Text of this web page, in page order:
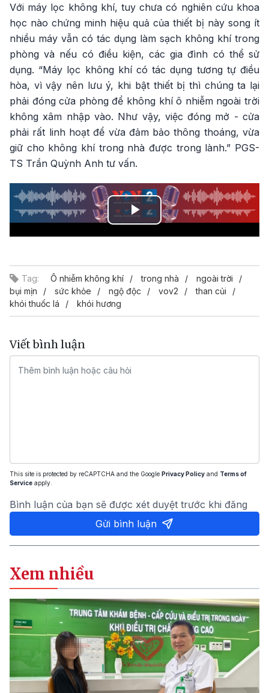
Với máy lọc không khí, tuy chưa có nghiên cứu khoa
học nào chứng minh hiệu quả của thiết bị này song ít
nhiều máy vẫn có tác dụng làm sạch không khí trong
phòng và nếu có điều kiện, các gia đình có thể sử
dụng. “Máy lọc không khí có tác dụng tương tự điều
hòa, vì vậy nên lưu ý, khi bật thiết bị thì chúng ta lại
phải đóng cửa phòng để không khí ô nhiễm ngoài trời
không xâm nhập vào. Như vậy, việc đóng mở - cửa
phải rất linh hoạt để vừa đảm bảo thông thoáng, vừa
giữ cho không khí trong nhà được trong lành.” PGS-
TS Trần Quỳnh Anh tư vấn.
Play
Tag: Ô nhiễm không khí trong nhà
ngoài trời
bụi mịn
sức khỏe ngộ độc vov2
than củi
khói thuốc lá
khói hương
Viết bình luận
This site is protected by reCAPTCHA and the Google Privacy Policy and Terms of
Service apply.
Bình luận của bạn sẽ được xét duyệt trước khi đăng
Gửi bình luận
Xem nhiều